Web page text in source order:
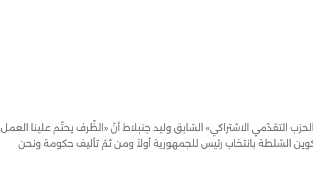
التقدّمي الاشتراكي» السّابق وليد جنبلاط أنّ «الظّرف يحتّم علينا العمل
السّلطة بانتخاب رئيس للجمهورية أولاً ومن ثمّ تأليف حكومة ونحن